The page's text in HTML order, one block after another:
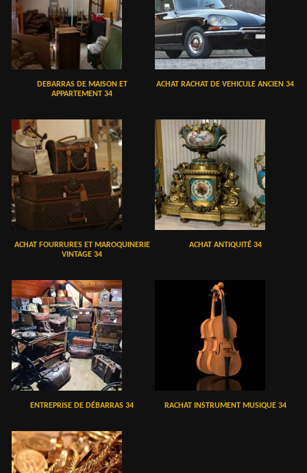
DEBARRAS DE MAISON ET
APPARTEMENT 34
ACHAT RACHAT DE VEHICULE ANCIEN 34
ACHAT FOURRURES ET MAROQUINERIE
VINTAGE 34
ACHAT ANTIQUITÉ 34
ENTREPRISE DE DÉBARRAS 34 RACHAT INSTRUMENT MUSIQUE 34